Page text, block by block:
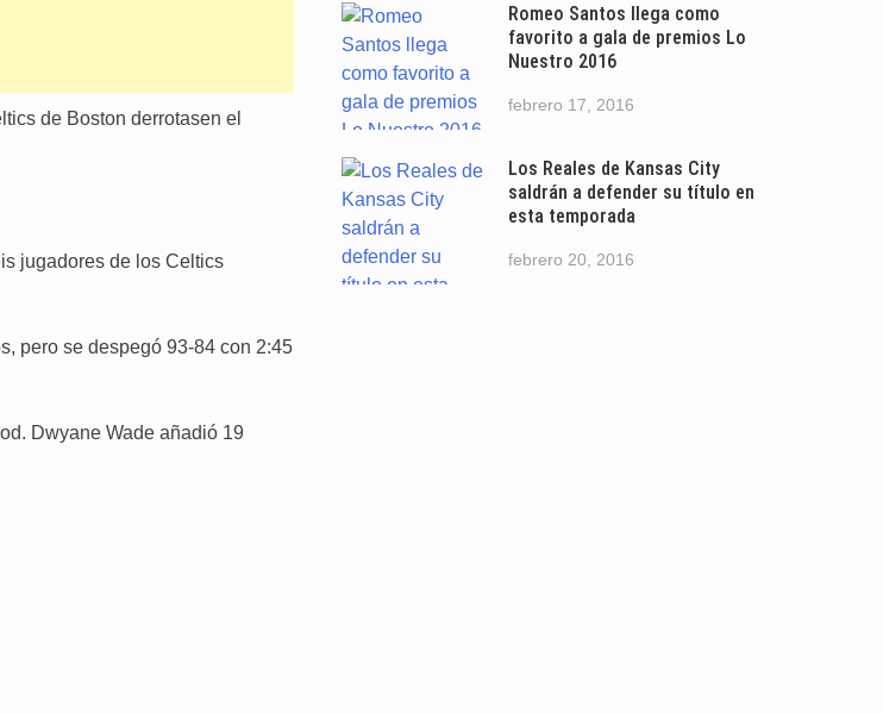
de Boston derrotasen el
jugadores de los Celtics
pero se despegó 93-84 con 2:45
Dwyane Wade añadió 19
Romeo Santos llega como
favorito a gala de premios Lo
Nuestro 2016
febrero 17, 2016
Los Reales de Kansas City
saldrán a defender su título en
esta temporada
febrero 20, 2016